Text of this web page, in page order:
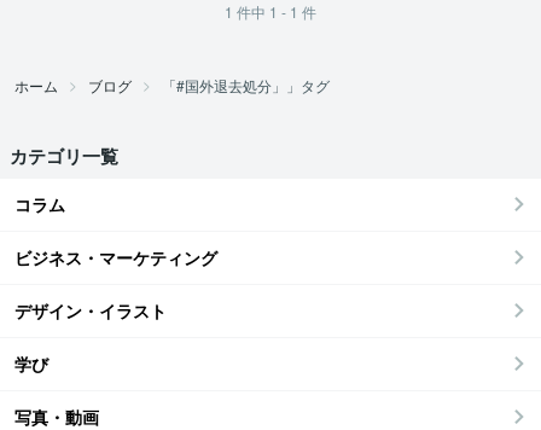
1 件中 1 - 1 件
ホーム ブログ 「#国外退去処分」」タグ
カテゴリ一覧
コラム
ビジネス・マーケティング
デザイン・イラスト
学び
写真・動画